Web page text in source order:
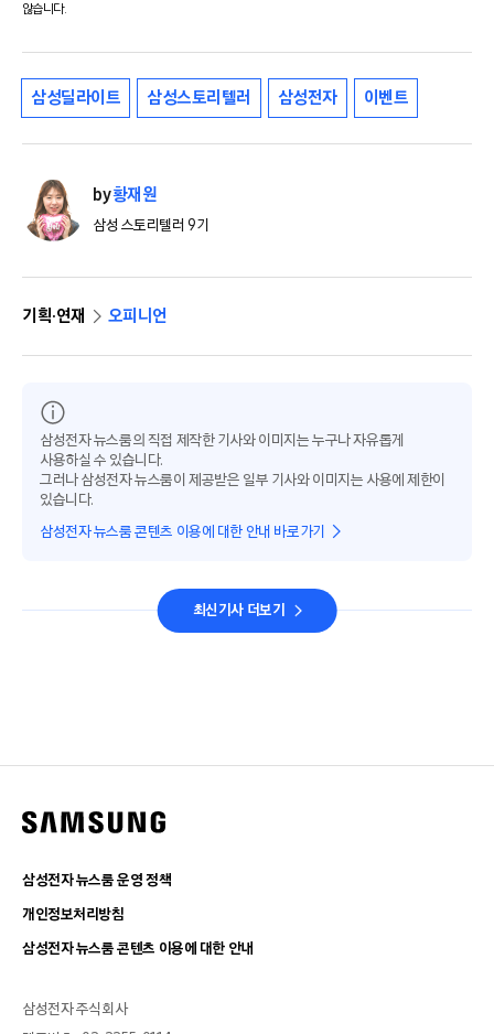
않습니다.
삼성딜라이트 삼성스토리텔러 삼성전자 이벤트
by황재원
삼성 스토리텔러 9기
기획·연재 오피니언
삼성전자 뉴스룸의 직접 제작한 기사와 이미지는 누구나 자유롭게
사용하실 수 있습니다.
그러나 삼성전자 뉴스룸이 제공받은 일부 기사와 이미지는 사용에 제한이
있습니다.
삼성전자 뉴스룸 콘텐츠 이용에 대한 안내 바로가기
최신기사 더보기
삼성전자 뉴스룸 운영 정책
개인정보처리방침
삼성전자 뉴스룸 콘텐츠 이용에 대한 안내
삼성전자 주식회사